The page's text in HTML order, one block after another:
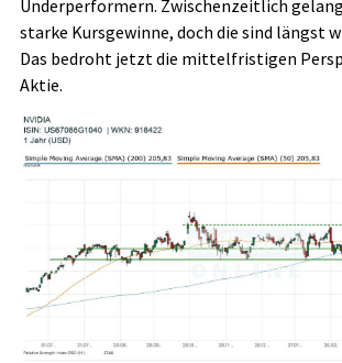
Underperformern. Zwischenzeitlich
starke Kursgewinne, doch die sind längst
Das bedroht jetzt die mittelfristigen
Aktie.